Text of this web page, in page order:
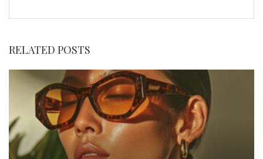
RELATED POSTS